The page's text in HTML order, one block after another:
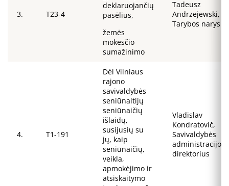
3. T23-4
deklaruojančių
pasėlius,
žemės
mokesčio
sumažinimo
Tadeusz
Andrzejewski,
Tarybos narys
4. T1-191
Dėl Vilniaus
rajono
savivaldybės
seniūnaitijų
seniūnaičių
išlaidų,
susijusių su
jų, kaip
seniūnaičių,
veikla,
apmokėjimo ir
atsiskaitymo
Vladislav
Kondratovič,
Savivaldybės
administracijos
direktorius